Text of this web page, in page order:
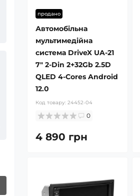
продано
Автомобільна
мультимедійна
система DriveX UA-21
7" 2-Din 2+32Gb 2.5D
QLED 4-Cores Android
12.0
Код товару: 24452-04
0
4 890 грн